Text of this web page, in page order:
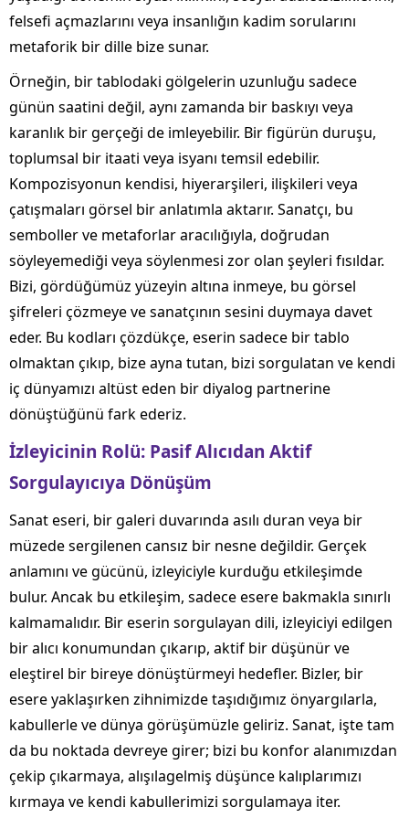
felsefi açmazlarını veya insanlığın kadim sorularını
metaforik bir dille bize sunar.
Örneğin, bir tablodaki gölgelerin uzunluğu sadece
günün saatini değil, aynı zamanda bir baskıyı veya
karanlık bir gerçeği de imleyebilir. Bir figürün duruşu,
toplumsal bir itaati veya isyanı temsil edebilir.
Kompozisyonun kendisi, hiyerarşileri, ilişkileri veya
çatışmaları görsel bir anlatımla aktarır. Sanatçı, bu
semboller ve metaforlar aracılığıyla, doğrudan
söyleyemediği veya söylenmesi zor olan şeyleri fısıldar.
Bizi, gördüğümüz yüzeyin altına inmeye, bu görsel
şifreleri çözmeye ve sanatçının sesini duymaya davet
eder. Bu kodları çözdükçe, eserin sadece bir tablo
olmaktan çıkıp, bize ayna tutan, bizi sorgulatan ve kendi
iç dünyamızı altüst eden bir diyalog partnerine
dönüştüğünü fark ederiz.
İzleyicinin Rolü: Pasif Alıcıdan Aktif
Sorgulayıcıya Dönüşüm
Sanat eseri, bir galeri duvarında asılı duran veya bir
müzede sergilenen cansız bir nesne değildir. Gerçek
anlamını ve gücünü, izleyiciyle kurduğu etkileşimde
bulur. Ancak bu etkileşim, sadece esere bakmakla sınırlı
kalmamalıdır. Bir eserin sorgulayan dili, izleyiciyi edilgen
bir alıcı konumundan çıkarıp, aktif bir düşünür ve
eleştirel bir bireye dönüştürmeyi hedefler. Bizler, bir
esere yaklaşırken zihnimizde taşıdığımız önyargılarla,
kabullerle ve dünya görüşümüzle geliriz. Sanat, işte tam
da bu noktada devreye girer; bizi bu konfor alanımızdan
çekip çıkarmaya, alışılagelmiş düşünce kalıplarımızı
kırmaya ve kendi kabullerimizi sorgulamaya iter.